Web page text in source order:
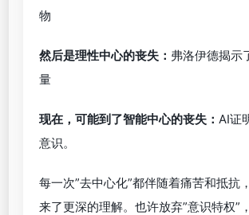
物
然后是理性中心的丧失： 弗洛伊德揭示
量
现在，可能到了智能中心的丧失： AI证
意识。
每一次”去中心化”都伴随着痛苦和抵抗
来了更深的理解。也许放弃”意识特权”